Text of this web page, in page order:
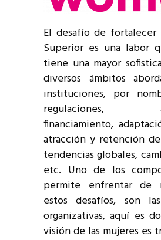
El desafío de fortalecer
Superior es una labor
tiene una mayor
diversos ámbitos
instituciones, por
regulaciones,
financiamiento,
atracción y retención
tendencias globales,
etc. Uno de los
permite enfrentar de
estos desafíos, son
organizativas, aquí es
visión de las mujeres es